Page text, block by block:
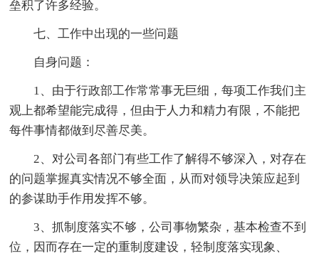
垒积了许多经验。
七、工作中出现的一些问题
自身问题：
1、由于行政部工作常常事无巨细，每项工作我们主
观上都希望能完成得，但由于人力和精力有限，不能把
每件事情都做到尽善尽美。
2、对公司各部门有些工作了解得不够深入，对存在
的问题掌握真实情况不够全面，从而对领导决策应起到
的参谋助手作用发挥不够。
3、抓制度落实不够，公司事物繁杂，基本检查不到
位，因而存在一定的重制度建设，轻制度落实现象、